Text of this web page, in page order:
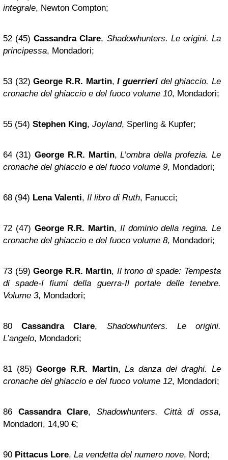
integrale, Newton Compton;
52 (45)Cassandra Clare, Shadowhunters. Le origini. La
principessa, Mondadori;
53 (32)George R.R. Martin,I guerrieri del ghiaccio. Le
cronache del ghiaccio e del fuoco volume 10, Mondadori;
55 (54) Stephen King, Joyland, Sperling & Kupfer;
64 (31) George R.R. Martin,L’ombra della profezia. Le
cronache del ghiaccio e del fuoco volume 9, Mondadori;
68 (94) Lena Valenti, Il libro di Ruth, Fanucci;
72 (47) George R.R. Martin, Il dominio della regina. Le
cronache del ghiaccio e del fuoco volume 8, Mondadori;
73 (59)George R.R. Martin, Il trono di spade: Tempesta
di spade-I fiumi della guerra-Il portale delle tenebre.
Volume 3, Mondadori;
80Cassandra Clare, Shadowhunters. Le origini.
L’angelo, Mondadori;
81 (85)George R.R. Martin,La danza dei draghi. Le
cronache del ghiaccio e del fuoco volume 12, Mondadori;
86 Cassandra Clare,Shadowhunters. Città di ossa,
Mondadori, 14,90 €;
90 Pittacus Lore, La vendetta del numero nove, Nord;